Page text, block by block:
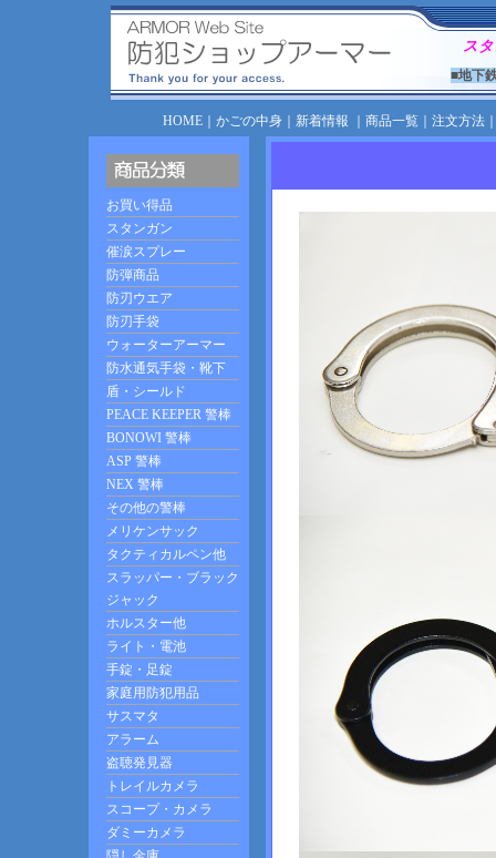
ス
■地下
HOME｜ かごの中身｜ 新着情報 商品一覧｜ 注文方法